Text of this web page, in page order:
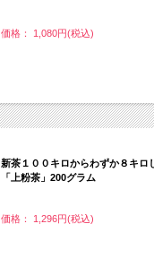
価格： 1,080円(税込)
新茶１００キロからわずか８キロ
「上粉茶」200グラム
価格： 1,296円(税込)